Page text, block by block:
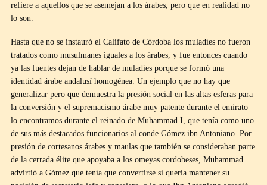
refiere a aquellos que se asemejan a los árabes, pero que en realidad no
lo son.
Hasta que no se instauró el Califato de Córdoba los muladíes no fueron
tratados como musulmanes iguales a los árabes, y fue entonces cuando
ya las fuentes dejan de hablar de muladíes porque se formó una
identidad árabe andalusí homogénea. Un ejemplo que no hay que
generalizar pero que demuestra la presión social en las altas esferas para
la conversión y el supremacismo árabe muy patente durante el emirato
lo encontramos durante el reinado de Muhammad I, que tenía como uno
de sus más destacados funcionarios al conde Gómez ibn Antoniano. Por
presión de cortesanos árabes y maulas que también se consideraban parte
de la cerrada élite que apoyaba a los omeyas cordobeses, Muhammad
advirtió a Gómez que tenía que convertirse si quería mantener su